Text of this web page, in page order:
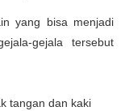
yang bisa menjadi
gejala tersebut
tangan dan kaki